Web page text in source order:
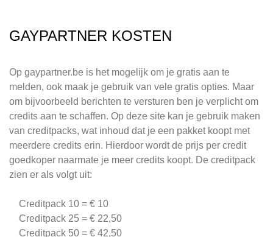
GAYPARTNER KOSTEN
Op gaypartner.be is het mogelijk om je gratis aan te
melden, ook maak je gebruik van vele gratis opties. Maar
om bijvoorbeeld berichten te versturen ben je verplicht om
credits aan te schaffen. Op deze site kan je gebruik maken
van creditpacks, wat inhoud dat je een pakket koopt met
meerdere credits erin. Hierdoor wordt de prijs per credit
goedkoper naarmate je meer credits koopt. De creditpack
zien er als volgt uit:
Creditpack 10 = € 10
Creditpack 25 = € 22,50
Creditpack 50 = € 42,50